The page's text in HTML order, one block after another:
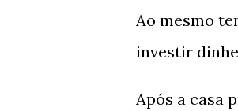
Ao mesmo
investir
Após a casa